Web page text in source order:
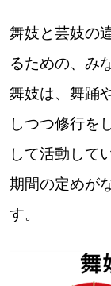
舞妓と芸妓の
るための、み
舞妓は、舞踊
しつつ修行を
して活動して
期間の定めが
す。